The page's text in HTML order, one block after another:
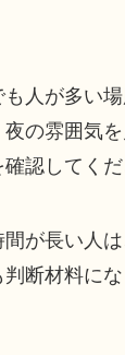
人が多い
の雰囲気
認してくだ
が長い人
断材料にな